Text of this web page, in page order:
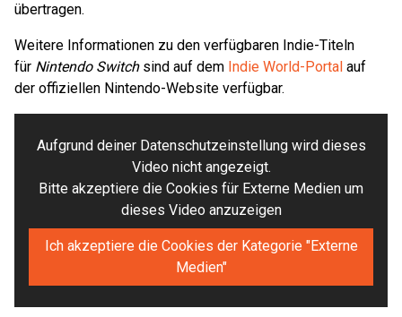
übertragen.
Weitere Informationen zu den verfügbaren Indie-Titeln
für Nintendo Switchsind auf dem Indie World-Portal auf
der offiziellen Nintendo-Website verfügbar.
Aufgrund deiner Datenschutzeinstellung wird dieses
Video nicht angezeigt.
Bitte akzeptiere die Cookies für Externe Medien um
dieses Video anzuzeigen
Ich akzeptiere die Cookies der Kategorie "Externe
Medien"